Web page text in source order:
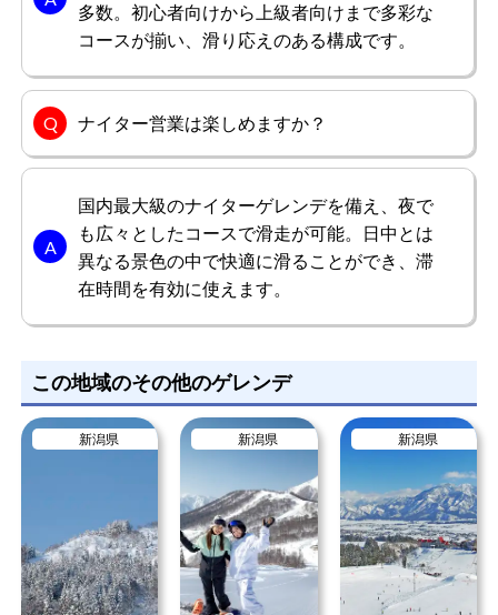
多数。初心者向けから上級者向けまで多彩な
コースが揃い、滑り応えのある構成です。
ナイター営業は楽しめますか？
国内最大級のナイターゲレンデを備え、夜で
も広々としたコースで滑走が可能。日中とは
異なる景色の中で快適に滑ることができ、滞
在時間を有効に使えます。
この地域のその他のゲレンデ
新潟県 新潟県 新潟県